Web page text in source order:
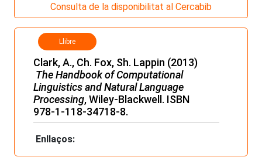
Consulta de la disponibilitat al Cercabib
Llibre
Clark, A., Ch. Fox, Sh. Lappin (2013)
The Handbook of Computational
Linguistics and Natural Language
Processing, Wiley-Blackwell. ISBN
978-1-118-34718-8.
Enllaços: